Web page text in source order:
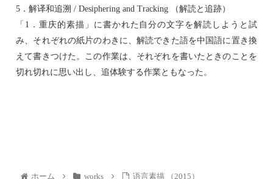
5．解译和追溯 / Desiphering and Tracking （解読と追跡）
「1．重庆的素描」に書かれた自分の文字を解読しようと試
み、それぞれの紙片のわきに、解読できた語を中国語に置き換
えて書きつけた。この作業は、それぞれを書いたときのことを
切れ切れに思い出し、追体験する作業ともなった。
ホーム works 语言素描 （2015）